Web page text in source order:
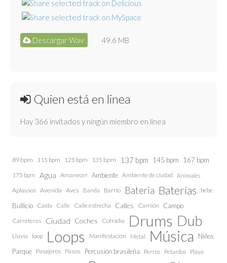
Descargar Wav 49.6 MB
Quien está en linea
Hay 366 invitados y ningún miembro en línea
89 bpm 115 bpm 125 bpm 135 bpm 137 bpm 145 bpm 167 bpm
175 bpm Agua Amanecer Ambiente Ambiente de ciudad Animales
Aplausos Avenida Aves Banda Barrio Bateria Baterías bebe
Bullicio Caida Calle Calle estrecha Calles Camión Campo
Carreteras Ciudad Coches Cofradía Drums Dub
Lluvia loop Loops Manifestación Metal Música
Niños
Parque Pasajeros Pasos Percusión brasileña Perros Petardos Playa